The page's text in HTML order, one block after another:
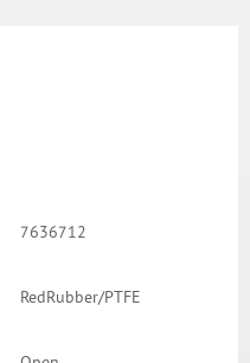
7636712
RedRubber/PTFE